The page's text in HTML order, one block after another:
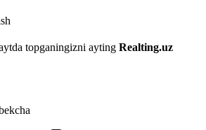
topganingizni ayting Realting.uz